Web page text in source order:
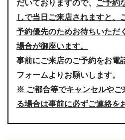
だいておりますので、
ご予約
しで当日ご来店されますと、
予約優先のためお待ちいただく
場合が御座います。
事前にご来店のご予約をお電
フォームよりお願いします。
※ ご都合等でキャンセルやご
る場合は事前に必ずご連絡を